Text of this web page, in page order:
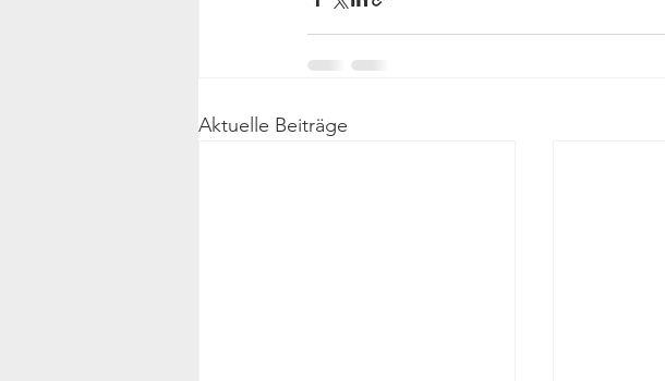
Aktuelle Beiträge